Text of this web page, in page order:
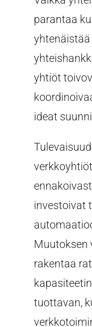
parantaa
yhtiöt
ideat
investoivat
Muutoksen
rakentaa
tuottavan,